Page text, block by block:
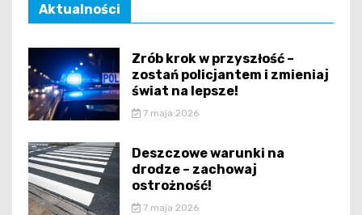
Aktualności
Zrób krok w przyszłość –
zostań policjantem i zmieniaj
świat na lepsze!
7 maja 2026
Deszczowe warunki na
drodze – zachowaj
ostrożność!
7 maja 2026